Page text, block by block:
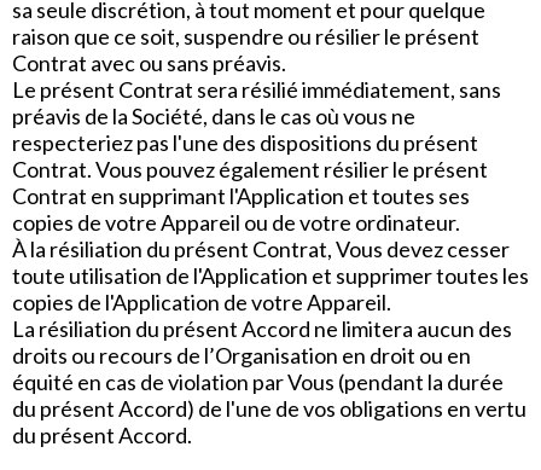
sa seule discrétion, à tout moment et pour quelque
raison que ce soit, suspendre ou résilier le présent
Contrat avec ou sans préavis.
Le présent Contrat sera résilié immédiatement, sans
préavis de la Société, dans le cas où vous ne
respecteriez pas l'une des dispositions du présent
Contrat. Vous pouvez également résilier le présent
Contrat en supprimant l'Application et toutes ses
copies de votre Appareil ou de votre ordinateur.
À la résiliation du présent Contrat, Vous devez cesser
toute utilisation de l'Application et supprimer toutes les
copies de l'Application de votre Appareil.
La résiliation du présent Accord ne limitera aucun des
droits ou recours de l’Organisation en droit ou en
équité en cas de violation par Vous (pendant la durée
du présent Accord) de l'une de vos obligations en vertu
du présent Accord.